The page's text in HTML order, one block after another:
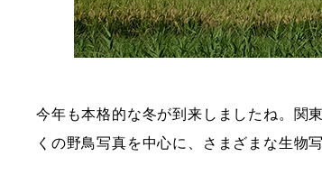
今年も本格的な冬が到来しましたね。関
くの野鳥写真を中心に、さまざまな生物